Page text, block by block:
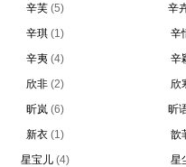
辛芙 (5)
辛
辛琪 (1)
辛
辛夷 (4)
辛
欣非 (2)
欣
昕岚 (6)
昕
新衣 (1)
歆
星宝儿 (4)
星